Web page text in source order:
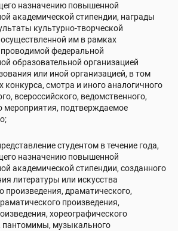
назначению повышенной
академической стипендии, награды
культурно-творческой
осуществленной им в рамках
проводимой федеральной
образовательной организацией
или иной организацией, в том
конкурса, смотра и иного аналогичного
всероссийского, ведомственного,
мероприятия, подтверждаемое
студентом в течение года,
назначению повышенной
академической стипендии, созданного
литературы или искусства
произведения, драматического,
произведения,
хореографического
пантомимы, музыкального